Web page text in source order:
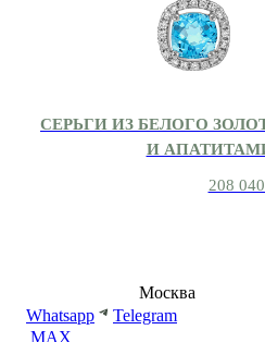
СЕРЬГИ ИЗ БЕЛОГО
И АПАТИТАМИ
208 040
Москва
Whatsapp
Telegram
MAX